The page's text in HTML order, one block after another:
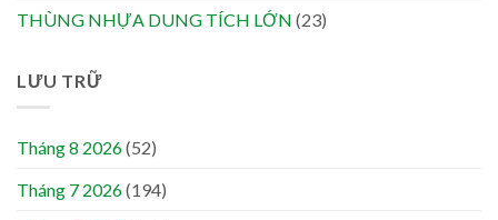
THÙNG NHỰA DUNG TÍCH LỚN (23)
LƯU TRỮ
Tháng 8 2026(52)
Tháng 7 2026(194)